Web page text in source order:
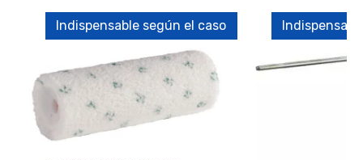
Indispensable según el caso